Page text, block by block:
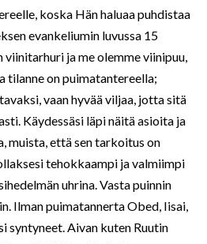
koska Hän haluaa puhdistaa
evankeliumin luvussa 15
viinitarhuri ja me olemme viinipuu,
tilanne on puimatantereella;
vaan hyvää viljaa, jotta sitä
Käydessäsi läpi näitä asioita ja
muista, että sen tarkoitus on
tehokkaampi ja valmiimpi
uhrina. Vasta puinnin
Ilman puimatannerta Obed, Iisai,
syntyneet. Aivan kuten Ruutin